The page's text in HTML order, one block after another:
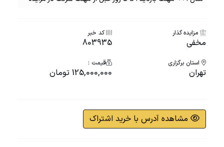
مزایده گذار
مخفی
کد خبر
803935
استان برگزاری
تهران
قیمت :
125,000,000 تومان
مشاهده آدرس با خرید اشتراک